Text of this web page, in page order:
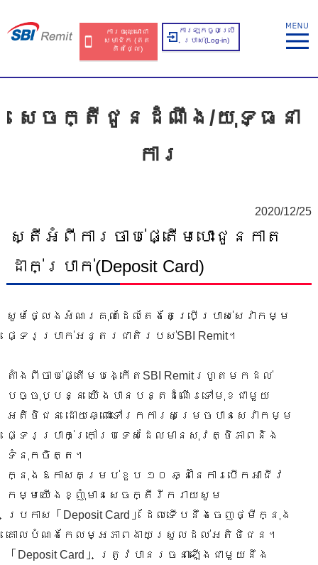
ការចុះឈ្មោះជា
សមាជិក​​ (ឥត​
គិត​ថ្លៃ​)
ការឡុកចូលប្រើ
ប្រាស់​(Log-in)
សេចក្តីជូនដំណឹង/យុទ្ធនា
ការ
2020/12/25
ស្តីអំពីការចាប់ផ្តើមបោះជូនកាត
ដាក់ប្រាក់(Deposit Card)
សូមថ្លែងអំណរគុណដែលតែងតែប្រើប្រាស់សេវាកម្ម
ផ្ទេរប្រាក់អន្តរជាតិរបស់SBI Remit។
តាំងពីចាប់ផ្តើមបង្កើតSBI Remitរហូតមកដល់
បច្ចុប្បន្ន យើងបានបន្តដំណើរទៅមុខជាមួយ
អតិថិជន ដោយឆ្ពោះទៅរកការសម្រេចបានសេវាកម្ម
ផ្ទេរប្រាក់ក្រៅប្រទេសដែលមានសុវត្ថិភាពនិង
ទំនុកចិត្ត។
ក្នុងឱកាសគម្រប់ខួប ១០ ឆ្នាំនៃការបើកអាជីវ
កម្មយើងខ្ញុំមានសេចក្តីរីករាយសូម
ប្រកាស「Deposit Card」 ដែលទើបនឹងចេញថ្មីក្នុង
គោលបំណងកែលម្អភាពងាយស្រួលដល់អតិថិជន។
「Deposit Card」 ត្រូវបានរចនាឡើងជាមួយនឹង